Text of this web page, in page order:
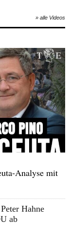
» alle Videos
Analyse mit
Hahne
ab